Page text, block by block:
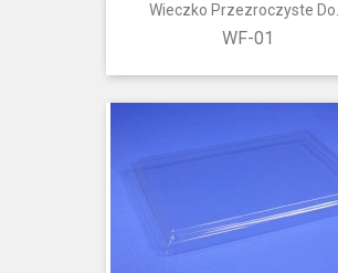
Wieczko Przezroczyste Do...
WF-01